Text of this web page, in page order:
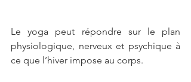
Le yoga peut répondre sur le plan
physiologique, nerveux et psychique à
ce que l’hiver impose au corps.